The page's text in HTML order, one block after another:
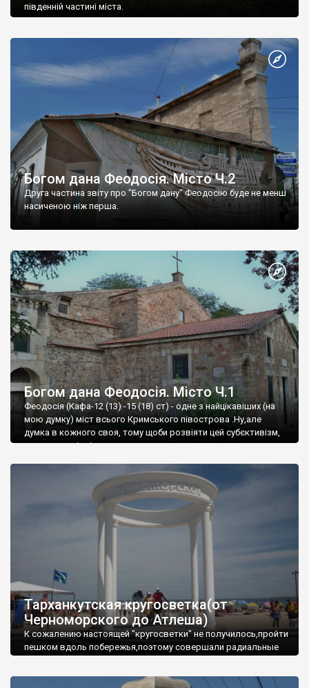
південній частині міста.
Богом дана Феодосія. Місто Ч.2
Друга частина звіту про "Богом дану" Феодосію буде не менш
насиченою ніж перша.
Богом дана Феодосія. Місто Ч.1
Феодосія (Кафа-12 (13) -15 (18) ст) - одне з найцікавіших (на
мою думку) міст всього Кримського півострова .Ну,але
думка в кожного своя, тому щоби розвіяти цей субєктивізм,
запрошую відвідати це
Тарханкутская кругосветка(от
Черноморского до Атлеша)
К сожалению настоящей "кругосветки" не получилось,пройти
пешком вдоль побережья,поэтому совершали радиальные